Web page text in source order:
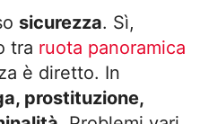
sicurezza. Sì,
tra ruota panoramica
è diretto. In
prostituzione,